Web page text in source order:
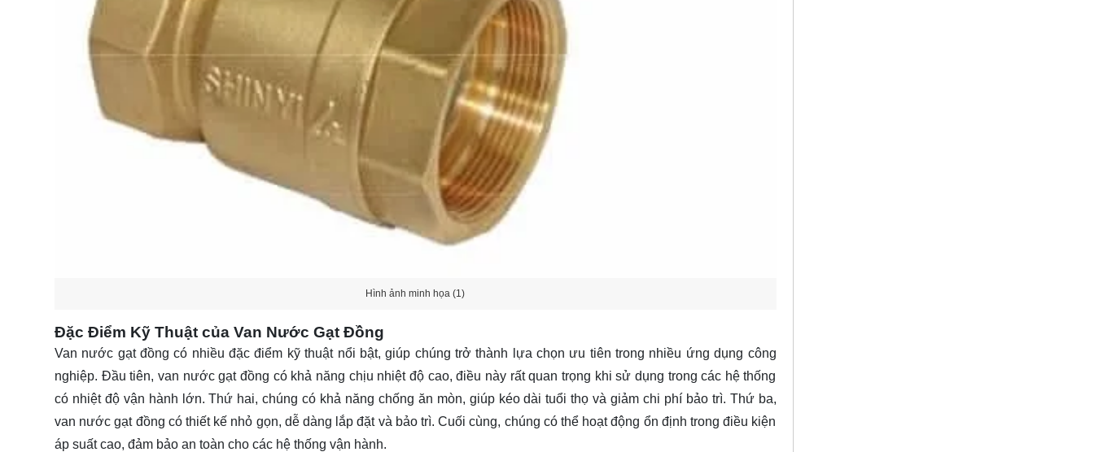
Hình ảnh minh họa (1)
Đặc Điểm Kỹ Thuật của Van Nước Gạt Đồng
Van nước gạt đồng có nhiều đặc điểm kỹ thuật nổi bật, giúp chúng trở thành lựa chọn ưu tiên trong nhiều ứng dụng công
nghiệp. Đầu tiên, van nước gạt đồng có khả năng chịu nhiệt độ cao, điều này rất quan trọng khi sử dụng trong các hệ thống
có nhiệt độ vận hành lớn. Thứ hai, chúng có khả năng chống ăn mòn, giúp kéo dài tuổi thọ và giảm chi phí bảo trì. Thứ ba,
van nước gạt đồng có thiết kế nhỏ gọn, dễ dàng lắp đặt và bảo trì. Cuối cùng, chúng có thể hoạt động ổn định trong điều kiện
áp suất cao, đảm bảo an toàn cho các hệ thống vận hành.